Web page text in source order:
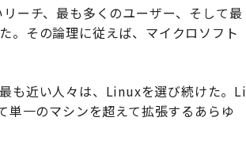
ーチ、最も多くのユーザー、そして最
。その論理に従えば、マイクロソフト
も近い人々は、Linuxを選び続けた。Li
一のマシンを超えて拡張するあらゆ